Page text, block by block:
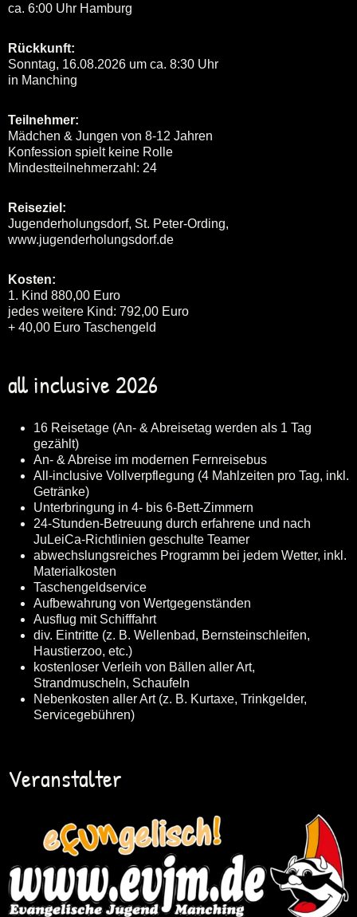
ca. 6:00 Uhr Hamburg
Rückkunft:
Sonntag, 16.08.2026 um ca. 8:30 Uhr
in Manching
Teilnehmer:
Mädchen & Jungen von 8-12 Jahren
Konfession spielt keine Rolle
Mindestteilnehmerzahl: 24
Reiseziel:
Jugenderholungsdorf, St. Peter-Ording,
www.jugenderholungsdorf.de
Kosten:
1. Kind 880,00 Euro
jedes weitere Kind: 792,00 Euro
+ 40,00 Euro Taschengeld
all inclusive 2026
16 Reisetage (An- & Abreisetag werden als 1 Tag
gezählt)
An- & Abreise im modernen Fernreisebus
All-inclusive Vollverpflegung (4 Mahlzeiten pro Tag, inkl.
Getränke)
Unterbringung in 4- bis 6-Bett-Zimmern
24-Stunden-Betreuung durch erfahrene und nach
JuLeiCa-Richtlinien geschulte Teamer
abwechslungsreiches Programm bei jedem Wetter, inkl.
Materialkosten
Taschengeldservice
Aufbewahrung von Wertgegenständen
Ausflug mit Schifffahrt
div. Eintritte (z. B. Wellenbad, Bernsteinschleifen,
Haustierzoo, etc.)
kostenloser Verleih von Bällen aller Art,
Strandmuscheln, Schaufeln
Nebenkosten aller Art (z. B. Kurtaxe, Trinkgelder,
Servicegebühren)
Veranstalter